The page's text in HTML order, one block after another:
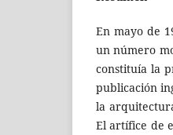
En mayo de
un número
constituía la
publicación
la
El artífice de